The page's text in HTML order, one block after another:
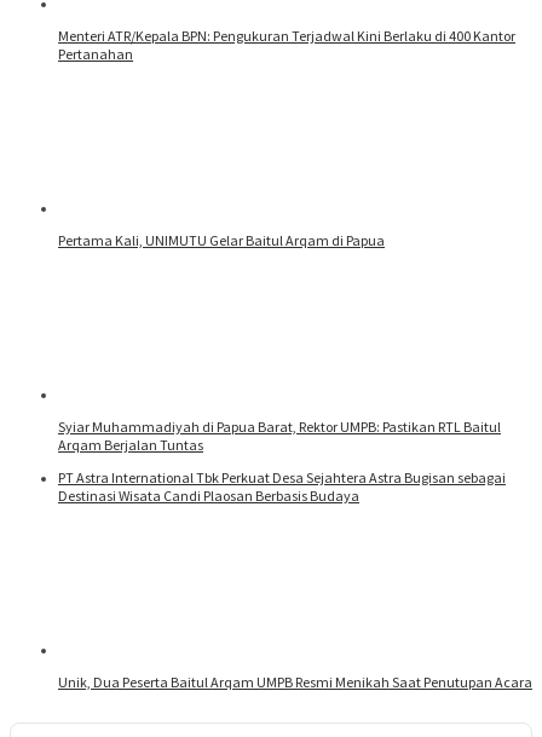
Menteri ATR/Kepala BPN: Pengukuran Terjadwal Kini Berlaku di 400 Kantor
Pertanahan
Pertama Kali, UNIMUTU Gelar Baitul Arqam di Papua
Syiar Muhammadiyah di Papua Barat, Rektor UMPB: Pastikan RTL Baitul
Arqam Berjalan Tuntas
PT Astra International Tbk Perkuat Desa Sejahtera Astra Bugisan sebagai
Destinasi Wisata Candi Plaosan Berbasis Budaya
Unik, Dua Peserta Baitul Arqam UMPB Resmi Menikah Saat Penutupan Acara